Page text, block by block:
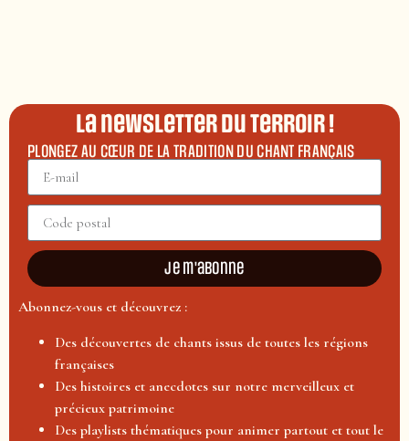
La newsletter du terroir !
PLONGEZ AU CŒUR DE LA TRADITION DU CHANT FRANÇAIS
Je m'abonne
Abonnez-vous et découvrez :
Des découvertes de chants issus de toutes les régions
françaises
Des histoires et anecdotes sur notre merveilleux et
précieux patrimoine
Des playlists thématiques pour animer partout et tout le